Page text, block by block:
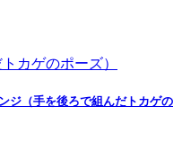
ジ（手を後ろで組んだトカゲの